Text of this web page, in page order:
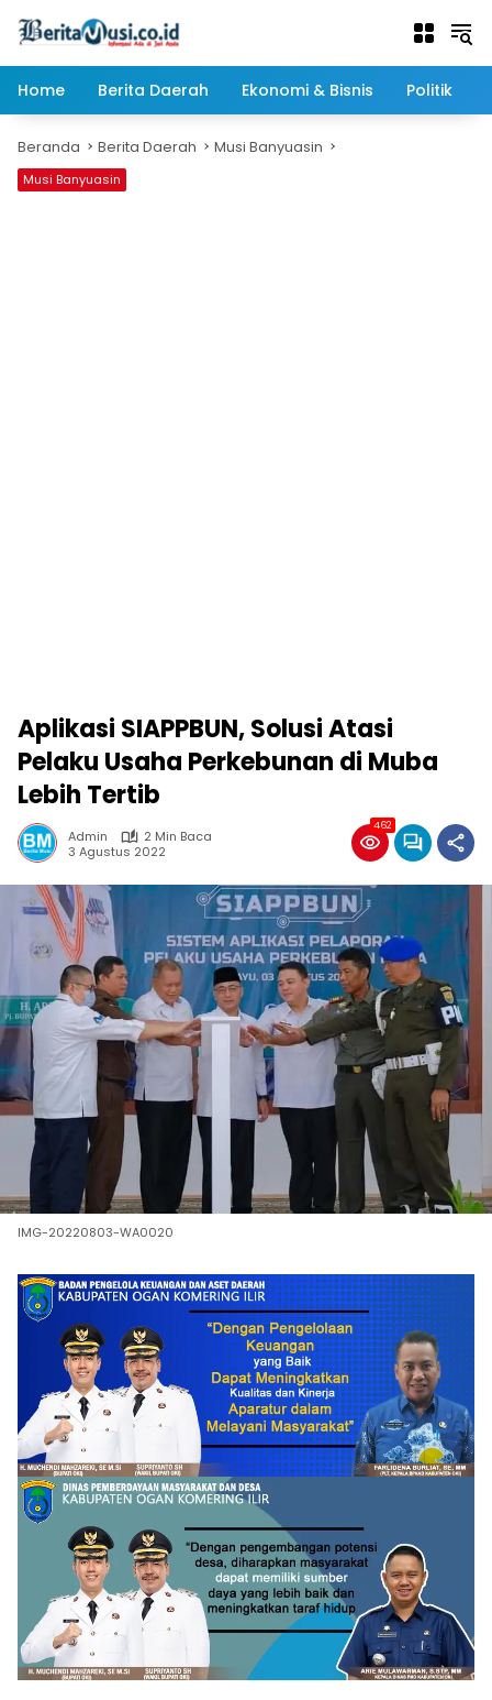
Home
Berita Daerah Ekonomi & Bisnis Politik
Beranda Berita Daerah Musi Banyuasin
Musi Banyuasin
Aplikasi SIAPPBUN, Solusi Atasi
Pelaku Usaha Perkebunan di Muba
Lebih Tertib
Admin
2 Min Baca
3 Agustus 2022
462
IMG-20220803-WA0020